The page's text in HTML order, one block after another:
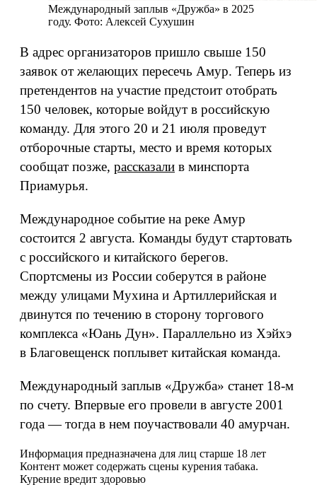
Международный заплыв «Дружба» в 2025
году. Фото: Алексей Сухушин
В адрес организаторов пришло свыше 150
заявок от желающих пересечь Амур. Теперь из
претендентов на участие предстоит отобрать
150 человек, которые войдут в российскую
команду. Для этого 20 и 21 июля проведут
отборочные старты, место и время которых
сообщат позже, рассказали в минспорта
Приамурья.
Международное событие на реке Амур
состоится 2 августа. Команды будут стартовать
с российского и китайского берегов.
Спортсмены из России соберутся в районе
между улицами Мухина и Артиллерийская и
двинутся по течению в сторону торгового
комплекса «Юань Дун». Параллельно из Хэйхэ
в Благовещенск поплывет китайская команда.
Международный заплыв «Дружба» станет 18-м
по счету. Впервые его провели в августе 2001
года — тогда в нем поучаствовали 40 амурчан.
Информация предназначена для лиц старше 18 лет
Контент может содержать сцены курения табака.
Курение вредит здоровью